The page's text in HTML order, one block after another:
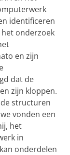
identificeren
onderzoek
en zijn
dat de
zijn kloppen.
structuren
vonden een
het
in
onderdelen